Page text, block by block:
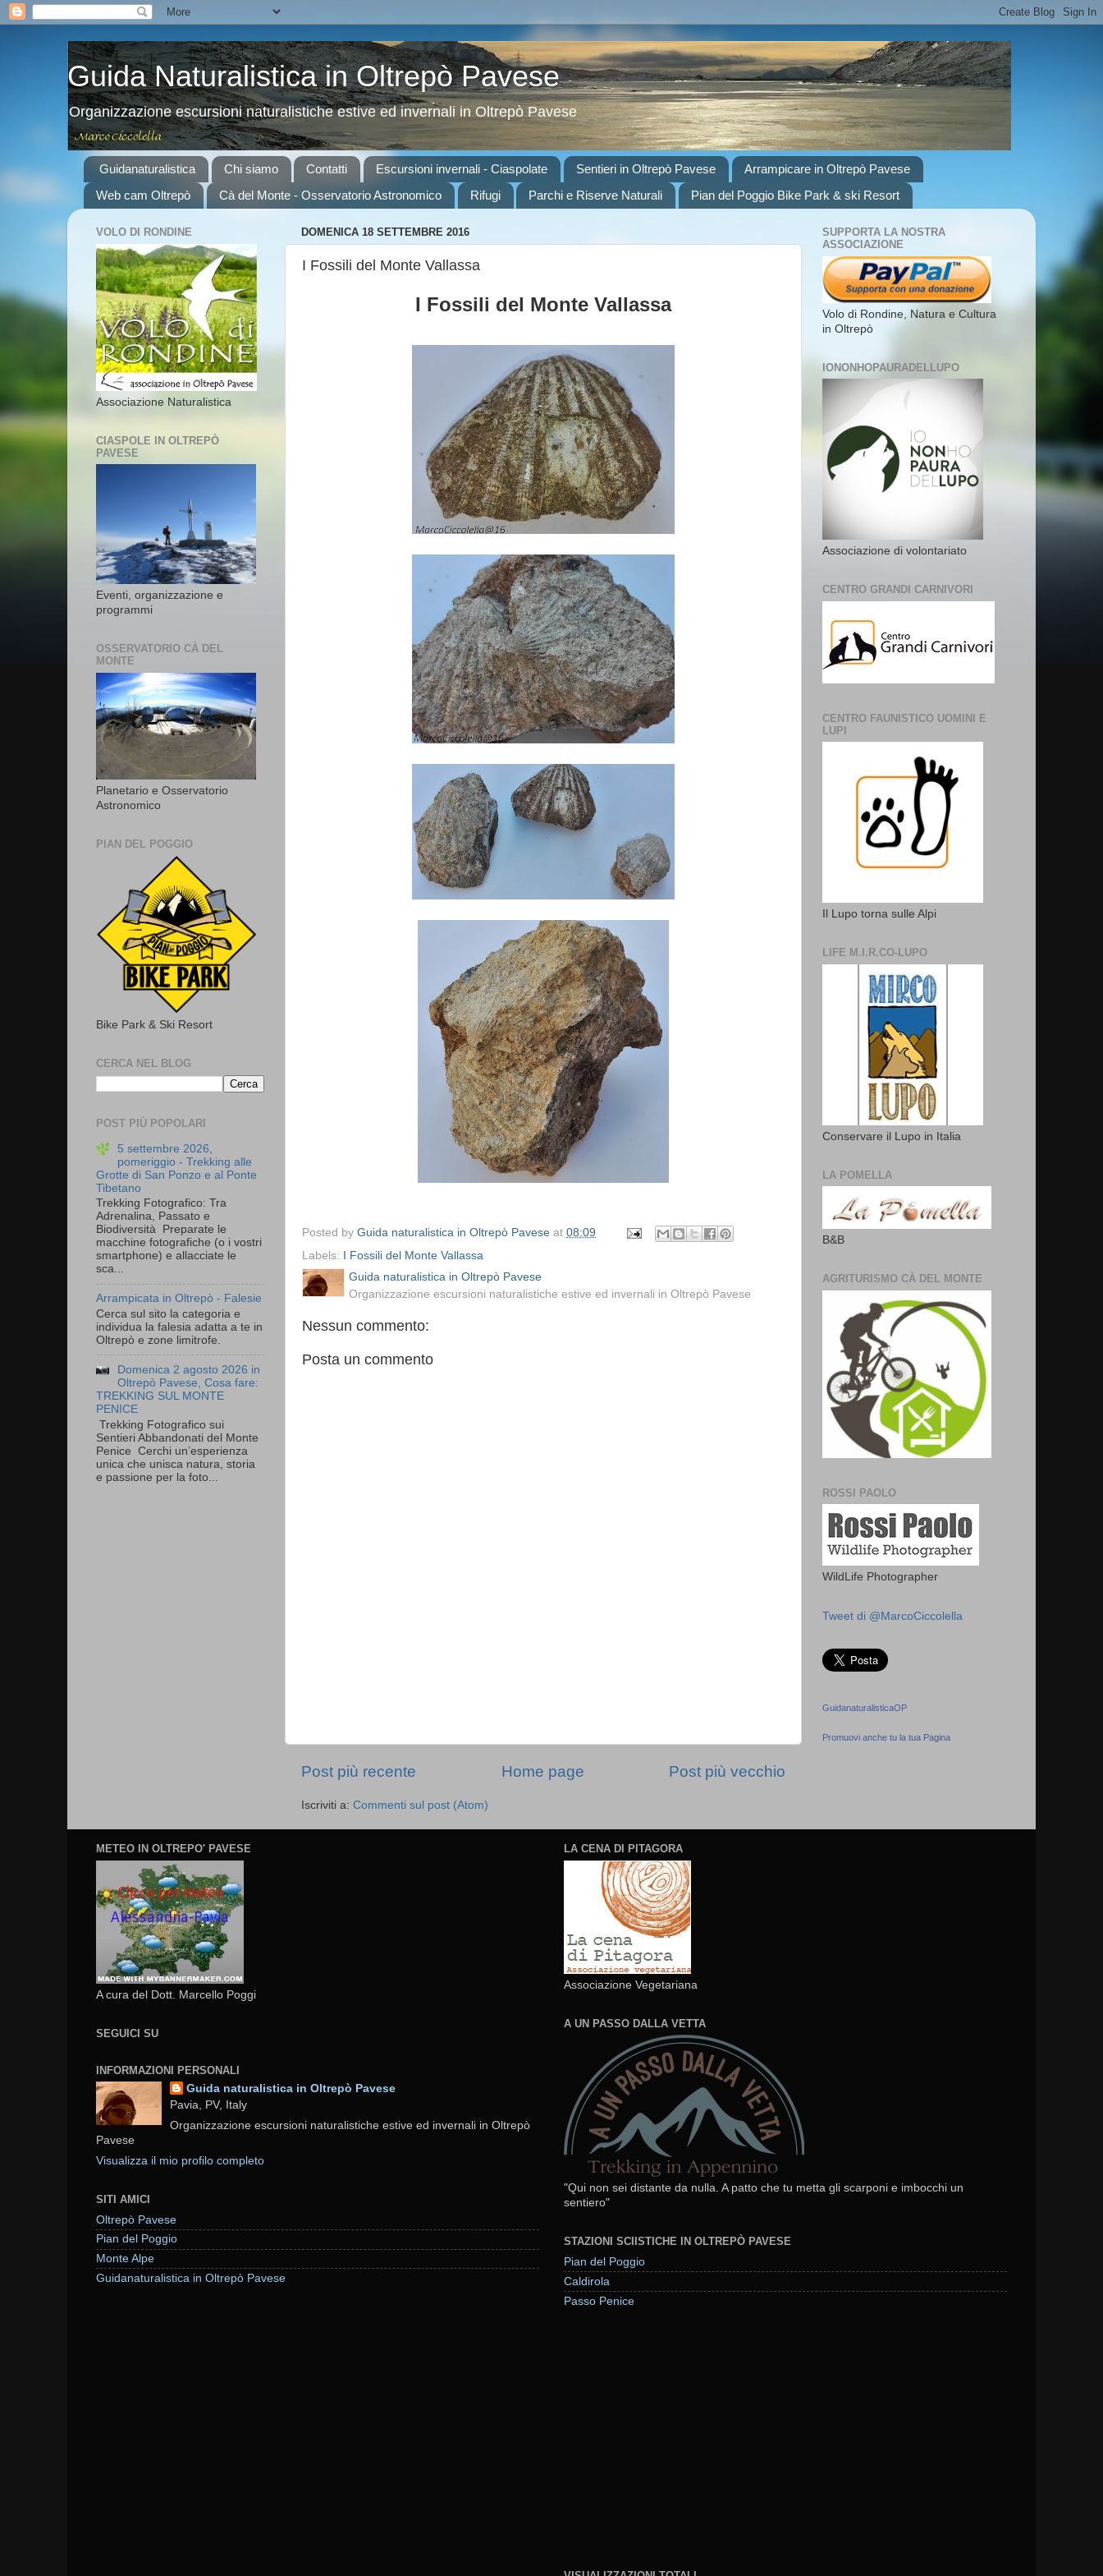
Guida Naturalistica in Oltrepò Pavese
Organizzazione escursioni naturalistiche estive ed invernali in Oltrepò Pavese
Guidanaturalistica Chi siamo Contatti Escursioni invernali - Ciaspolate Sentieri in Oltrepò Pavese
Arrampicare in Oltrepò Pavese
Web cam Oltrepò
Cà del Monte - Osservatorio Astronomico Rifugi Parchi e Riserve Naturali Pian del Poggio Bike Park & ski Resort
DOMENICA 18 SETTEMBRE 2016
I Fossili del Monte Vallassa
I Fossili del Monte Vallassa
Posted by Guida naturalistica in Oltrepò Pavese at 08:09
Labels: I Fossili del Monte Vallassa
Guida naturalistica in Oltrepò Pavese
Organizzazione escursioni naturalistiche estive ed invernali in Oltrepò Pavese
Nessun commento:
Posta un commento
Post più recente Post più vecchio
Home page
Iscriviti a: Commenti sul post (Atom)
VOLO DI RONDINE
Associazione Naturalistica
CIASPOLE IN OLTREPÒ
PAVESE
Eventi, organizzazione e
programmi
OSSERVATORIO CÀ DEL
MONTE
Planetario e Osservatorio
Astronomico
PIAN DEL POGGIO
Bike Park & Ski Resort
CERCA NEL BLOG
POST PIÙ POPOLARI
5 settembre 2026,
pomeriggio - Trekking alle
Grotte di San Ponzo e al Ponte
Tibetano
Trekking Fotografico: Tra
Adrenalina, Passato e
Biodiversità Preparate le
macchine fotografiche (o i vostri
smartphone) e allacciate le
sca...
Arrampicata in Oltrepò - Falesie
Cerca sul sito la categoria e
individua la falesia adatta a te in
Oltrepò e zone limitrofe.
Domenica 2 agosto 2026 in
Oltrepò Pavese, Cosa fare:
TREKKING SUL MONTE
PENICE
Trekking Fotografico sui
Sentieri Abbandonati del Monte
Penice Cerchi un’esperienza
unica che unisca natura, storia
e passione per la foto...
SUPPORTA LA NOSTRA
ASSOCIAZIONE
Volo di Rondine, Natura e Cultura
in Oltrepò
IONONHOPAURADELLUPO
Associazione di volontariato
CENTRO GRANDI CARNIVORI
CENTRO FAUNISTICO UOMINI E
LUPI
Il Lupo torna sulle Alpi
LIFE M.I.R.CO-LUPO
Conservare il Lupo in Italia
LA POMELLA
B&B
AGRITURISMO CÀ DEL MONTE
ROSSI PAOLO
WildLife Photographer
Tweet di @MarcoCiccolella
GuidanaturalisticaOP
Promuovi anche tu la tua Pagina
METEO IN OLTREPO' PAVESE
A cura del Dott. Marcello Poggi
SEGUICI SU
INFORMAZIONI PERSONALI
Guida naturalistica in Oltrepò Pavese
Pavia, PV, Italy
Organizzazione escursioni naturalistiche estive ed invernali in Oltrepò
Pavese
Visualizza il mio profilo completo
SITI AMICI
Oltrepò Pavese
Pian del Poggio
Monte Alpe
Guidanaturalistica in Oltrepò Pavese
LA CENA DI PITAGORA
Associazione Vegetariana
A UN PASSO DALLA VETTA
"Qui non sei distante da nulla. A patto che tu metta gli scarponi e imbocchi un
sentiero"
STAZIONI SCIISTICHE IN OLTREPÒ PAVESE
Pian del Poggio
Caldirola
Passo Penice